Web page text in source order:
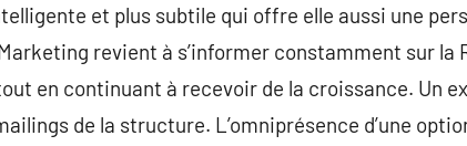
et plus subtile qui offre elle aussi une
revient à s’informer constamment sur la
en continuant à recevoir de la croissance. Un
de la structure. L’omniprésence d’une